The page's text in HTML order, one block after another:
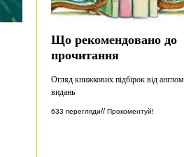
Що рекомендовано до
прочитання
Огляд книжкових підбірок від
видань
633 перегляди// Прокоментуй!